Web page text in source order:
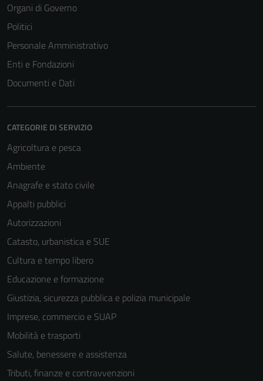
Organi di Governo
Politici
Personale Amministrativo
Enti e Fondazioni
Documenti e Dati
CATEGORIE DI SERVIZIO
Agricoltura e pesca
Ambiente
Anagrafe e stato civile
Appalti pubblici
Autorizzazioni
Catasto, urbanistica e SUE
Cultura e tempo libero
Educazione e formazione
Giustizia, sicurezza pubblica e polizia municipale
Imprese, commercio e SUAP
Mobilità e trasporti
Salute, benessere e assistenza
Tributi, finanze e contravvenzioni
Questi cookie